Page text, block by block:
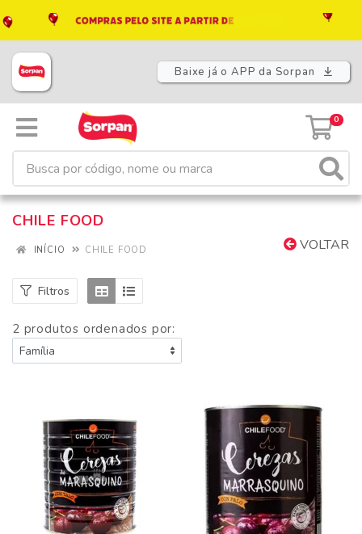
Baixe já o APP da Sorpan
0
CHILE FOOD
VOLTAR
INÍCIO CHILE FOOD
Filtros
2 produtos ordenados por: